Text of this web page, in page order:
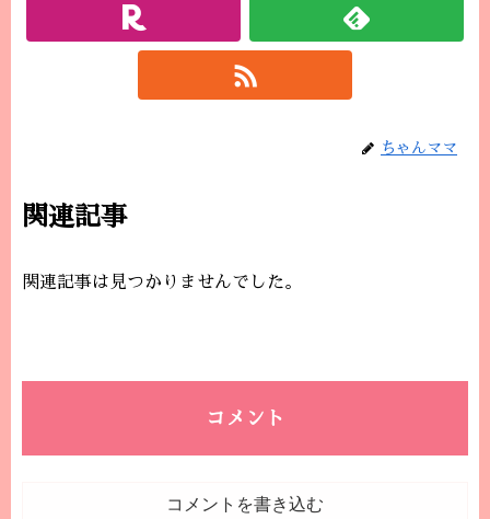
ちゃんママ
関連記事
関連記事は見つかりませんでした。
コメント
コメントを書き込む